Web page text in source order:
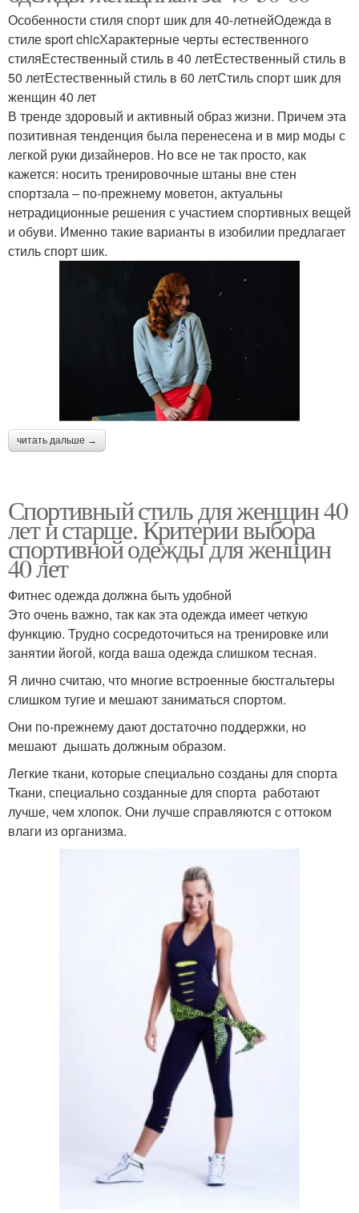
Особенности стиля спорт шик для 40-летнейОдежда в
стиле sport chicХарактерные черты естественного
стиляЕстественный стиль в 40 летЕстественный стиль в
50 летЕстественный стиль в 60 летСтиль спорт шик для
женщин 40 лет
В тренде здоровый и активный образ жизни. Причем эта
позитивная тенденция была перенесена и в мир моды с
легкой руки дизайнеров. Но все не так просто, как
кажется: носить тренировочные штаны вне стен
спортзала – по-прежнему моветон, актуальны
нетрадиционные решения с участием спортивных вещей
и обуви. Именно такие варианты в изобилии предлагает
стиль спорт шик.
читать дальше →
Спортивный стиль для женщин 40
лет и старше. Критерии выбора
спортивной одежды для женщин
40 лет
Фитнес одежда должна быть удобной
Это очень важно, так как эта одежда имеет четкую
функцию. Трудно сосредоточиться на тренировке или
занятии йогой, когда ваша одежда слишком тесная.
Я лично считаю, что многие встроенные бюстгальтеры
слишком тугие и мешают заниматься спортом.
Они по-прежнему дают достаточно поддержки, но
мешают дышать должным образом.
Легкие ткани, которые специально созданы для спорта
Ткани, специально созданные для спорта работают
лучше, чем хлопок. Они лучше справляются с оттоком
влаги из организма.